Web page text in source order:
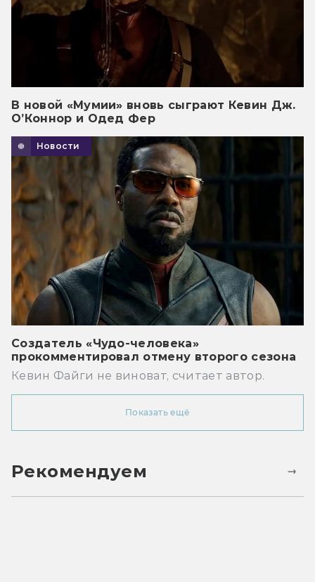
В новой «Мумии» вновь сыграют Кевин Дж.
О’Коннор и Одед Фер
Новости
Создатель «Чудо-человека»
прокомментировал отмену второго сезона
Кевин Файги не виноват, считает автор.
Показать ещё
Рекомендуем